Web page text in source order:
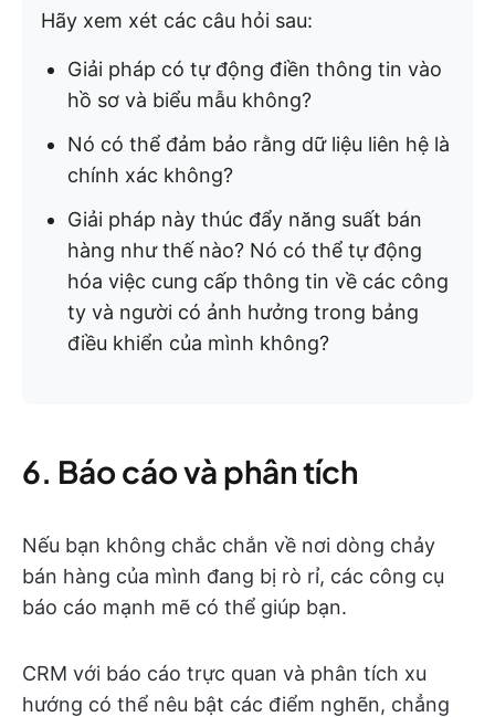
Hãy xem xét các câu hỏi sau:
Giải pháp có tự động điền thông tin vào
hồ sơ và biểu mẫu không?
Nó có thể đảm bảo rằng dữ liệu liên hệ là
chính xác không?
Giải pháp này thúc đẩy năng suất bán
hàng như thế nào? Nó có thể tự động
hóa việc cung cấp thông tin về các công
ty và người có ảnh hưởng trong bảng
điều khiển của mình không?
6. Báo cáo và phân tích
Nếu bạn không chắc chắn về nơi dòng chảy
bán hàng của mình đang bị rò rỉ, các công cụ
báo cáo mạnh mẽ có thể giúp bạn.
CRM với báo cáo trực quan và phân tích xu
hướng có thể nêu bật các điểm nghẽn, chẳng